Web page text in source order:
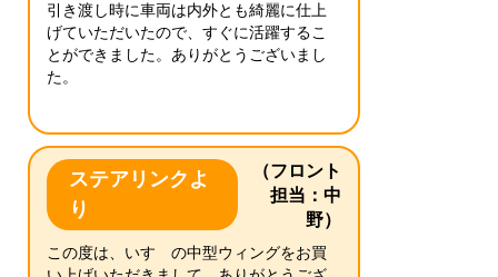
引き渡し時に車両は内外とも綺麗に仕上
げていただいたので、すぐに活躍するこ
とができました。ありがとうございまし
た。
ステアリンクよ
り
（フロント
担当：中
野）
この度は、いすゞの中型ウィングをお買